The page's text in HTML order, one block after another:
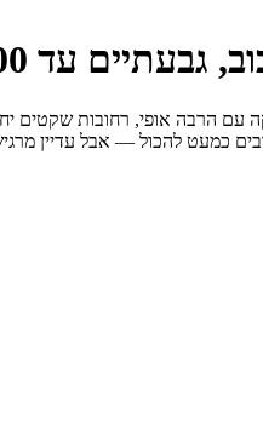
עד 8,000 ₪ 🏡
עם הרבה אופי, רחובות
כמעט להכול — אבל עדיין